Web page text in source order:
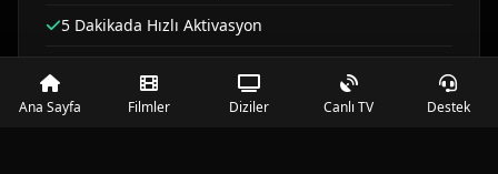
Ana Sayfa Filmler Diziler Canlı TV Destek
5 Dakikada Hızlı Aktivasyon